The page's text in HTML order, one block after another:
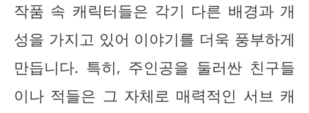
작품 속 캐릭터들은 각기 다른 배경과 개
성을 가지고 있어 이야기를 더욱 풍부하게
만듭니다. 특히, 주인공을 둘러싼 친구들
이나 적들은 그 자체로 매력적인 서브 캐